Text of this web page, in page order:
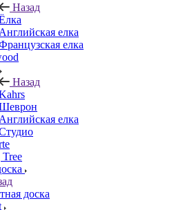
Назад
Английская елка
елка
Назад
Английская елка
доска